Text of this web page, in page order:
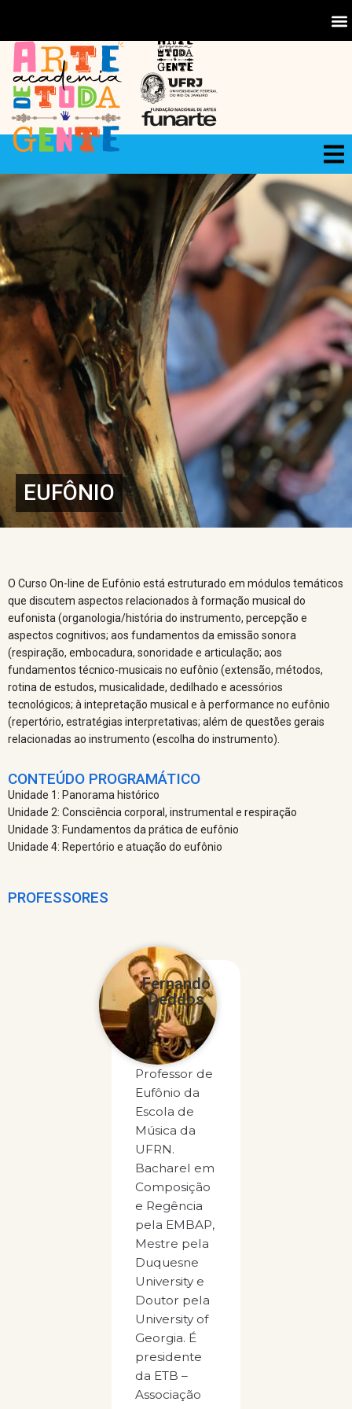
EUFÔNIO
O Curso On-line de Eufônio está estruturado em módulos temáticos
que discutem aspectos relacionados à formação musical do
eufonista (organologia/história do instrumento, percepção e
aspectos cognitivos; aos fundamentos da emissão sonora
(respiração, embocadura, sonoridade e articulação; aos
fundamentos técnico-musicais no eufônio (extensão, métodos,
rotina de estudos, musicalidade, dedilhado e acessórios
tecnológicos; à intepretação musical e à performance no eufônio
(repertório, estratégias interpretativas; além de questões gerais
relacionadas ao instrumento (escolha do instrumento).
CONTEÚDO PROGRAMÁTICO
Unidade 1: Panorama histórico
Unidade 2: Consciência corporal, instrumental e respiração
Unidade 3: Fundamentos da prática de eufônio
Unidade 4: Repertório e atuação do eufônio
PROFESSORES
Fernando
Deddos
Professor de
Eufônio da
Escola de
Música da
UFRN.
Bacharel em
Composição
e Regência
pela EMBAP,
Mestre pela
Duquesne
University e
Doutor pela
University of
Georgia. É
presidente
da ETB –
Associação